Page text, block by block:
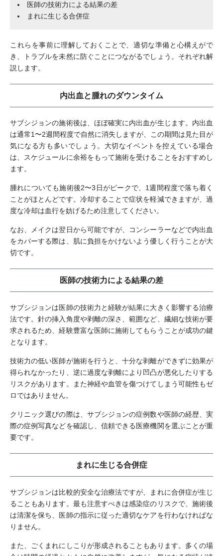
医師の技術力による結果の差
まれに生じる合併症
これらを事前に理解しておくことで、適切な準備と心構えがで
き、トラブルを未然に防ぐことにつながるでしょう。それぞれ解
説します。
内出血と腫れのダウンタイム
サブシジョンの施術後は、ほぼ確実に内出血が生じます。内出血
は通常1〜2週間程度で自然に消失しますが、この期間は見た目が
気になる方も多いでしょう。大切なイベントを控えている場合
は、スケジュールに余裕をもって施術を受けることをおすすめし
ます。
腫れについても施術後2〜3日がピークで、1週間程度で落ち着く
ことがほとんどです。冷却することで症状を軽減できますが、過
度な冷却は血行を妨げるため注意してください。
なお、メイクは翌日から可能ですが、コンシーラーなどで内出血
をカバーする際は、肌に負担をかけないよう優しく行うことが大
切です。
医師の技術力による結果の差
サブシジョンは医師の技術力と経験が結果に大きく影響する治療
法です。針の挿入角度や剥離の深さ、範囲など、繊細な技術が要
求されるため、経験豊富な医師に施術してもらうことが成功の鍵
となります。
技術力の低い医師が施術を行うと、十分な剥離ができずに効果が
得られなかったり、逆に過度な剥離により凹凸が悪化したりする
リスクがあります。また神経や血管を傷つけてしまう可能性もゼ
ロではありません。
クリニック選びの際は、サブシジョンの症例数や医師の経歴、実
際の症例写真などを確認し、信頼できる医療機関を選ぶことが重
要です。
まれに生じる合併症
サブシジョンは比較的安全な治療法ですが、まれに合併症が生じ
ることもあります。最も注意すべきは感染症のリスクで、施術後
は清潔を保ち、医師の指示に従った適切なケアを行わなければな
りません。
また、ごくまれにしこりが形成されることもあります。多くの場